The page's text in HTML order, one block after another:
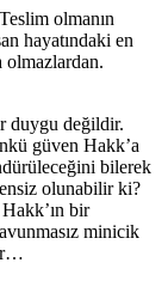
olmanın
hayatındaki en
duygu değildir.
güven Hakk’a
bilerek
olunabilir ki?
bir
minicik